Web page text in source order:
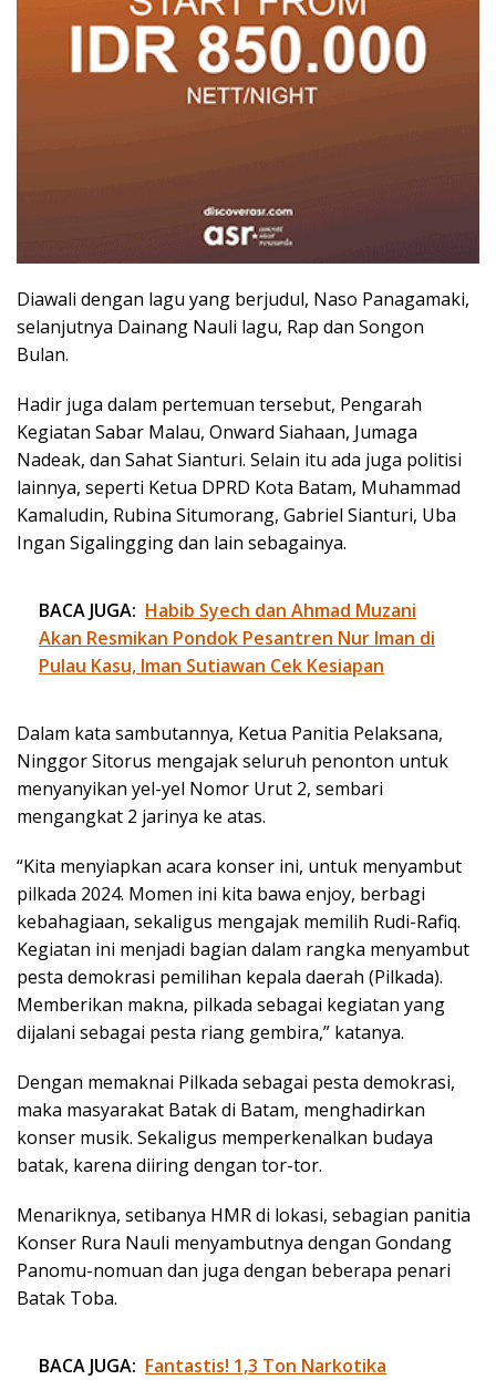
Diawali dengan lagu yang berjudul, Naso Panagamaki,
selanjutnya Dainang Nauli lagu, Rap dan Songon
Bulan.
Hadir juga dalam pertemuan tersebut, Pengarah
Kegiatan Sabar Malau, Onward Siahaan, Jumaga
Nadeak, dan Sahat Sianturi. Selain itu ada juga politisi
lainnya, seperti Ketua DPRD Kota Batam, Muhammad
Kamaludin, Rubina Situmorang, Gabriel Sianturi, Uba
Ingan Sigalingging dan lain sebagainya.
BACA JUGA: Habib Syech dan Ahmad Muzani
Akan Resmikan Pondok Pesantren Nur Iman di
Pulau Kasu, Iman Sutiawan Cek Kesiapan
Dalam kata sambutannya, Ketua Panitia Pelaksana,
Ninggor Sitorus mengajak seluruh penonton untuk
menyanyikan yel-yel Nomor Urut 2, sembari
mengangkat 2 jarinya ke atas.
“Kita menyiapkan acara konser ini, untuk menyambut
pilkada 2024. Momen ini kita bawa enjoy, berbagi
kebahagiaan, sekaligus mengajak memilih Rudi-Rafiq.
Kegiatan ini menjadi bagian dalam rangka menyambut
pesta demokrasi pemilihan kepala daerah (Pilkada).
Memberikan makna, pilkada sebagai kegiatan yang
dijalani sebagai pesta riang gembira,” katanya.
Dengan memaknai Pilkada sebagai pesta demokrasi,
maka masyarakat Batak di Batam, menghadirkan
konser musik. Sekaligus memperkenalkan budaya
batak, karena diiring dengan tor-tor.
Menariknya, setibanya HMR di lokasi, sebagian panitia
Konser Rura Nauli menyambutnya dengan Gondang
Panomu-nomuan dan juga dengan beberapa penari
Batak Toba.
BACA JUGA: Fantastis! 1,3 Ton Narkotika